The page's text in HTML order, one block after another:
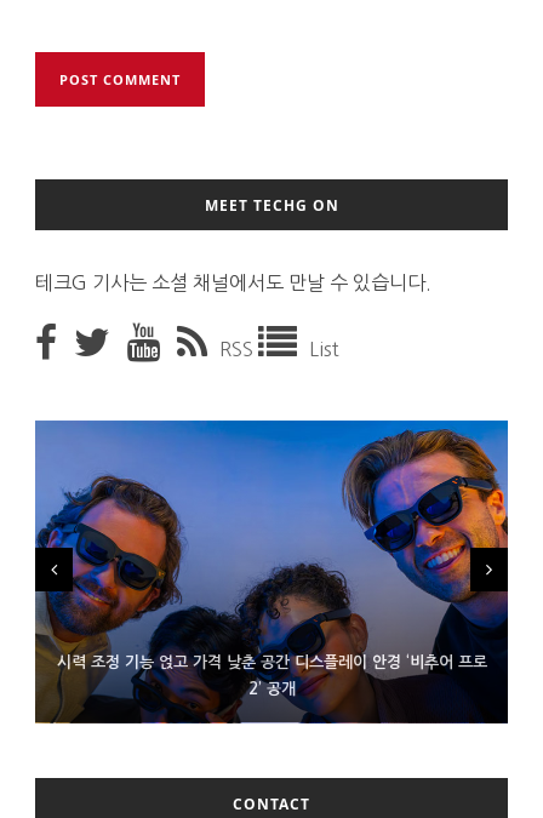
MEET TECHG ON
테크G 기사는 소셜 채널에서도 만날 수 있습니다.
RSS List
시력 조정 기능 얹고 가격 낮춘 공간 디스플레이 안경 ‘비추어 프로
2’ 공개
D램 부족에 10억달러어치 아이폰18 프로세서 패키징 대기 중
300~400달러 반지형 스피커 준비하는 오픈AI
CONTACT